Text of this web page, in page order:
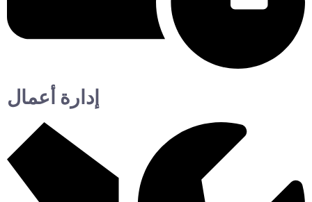
إدارة أعمال